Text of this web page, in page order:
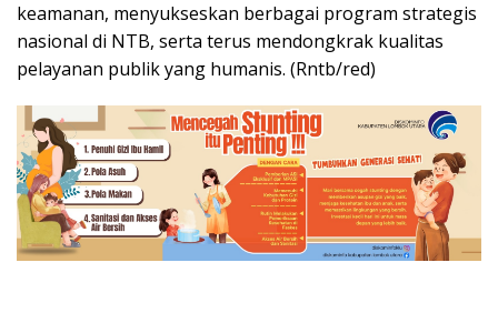
keamanan, menyukseskan berbagai program strategis
nasional di NTB, serta terus mendongkrak kualitas
pelayanan publik yang humanis. (Rntb/red)